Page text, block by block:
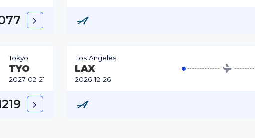
Tokyo
TYO
2027-02-21
Los Angeles
LAX
2026-12-26